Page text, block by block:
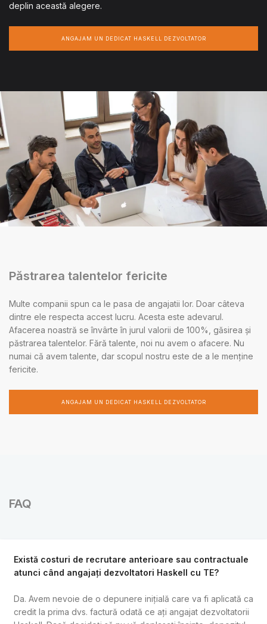
deplin această alegere.
ANGAJAM UN DEDICAT HASKELL DEZVOLTATOR
Păstrarea talentelor fericite
Multe companii spun ca le pasa de angajatii lor. Doar câteva
dintre ele respecta accest lucru. Acesta este adevarul.
Afacerea noastră se învârte în jurul valorii de 100%, găsirea și
păstrarea talentelor. Fără talente, noi nu avem o afacere. Nu
numai că avem talente, dar scopul nostru este de a le menține
fericite.
ANGAJAM UN DEDICAT HASKELL DEZVOLTATOR
FAQ
Există costuri de recrutare anterioare sau contractuale
atunci când angajați dezvoltatori Haskell cu TE?
Da. Avem nevoie de o depunere inițială care va fi aplicată ca
credit la prima dvs. factură odată ce ați angajat dezvoltatorii